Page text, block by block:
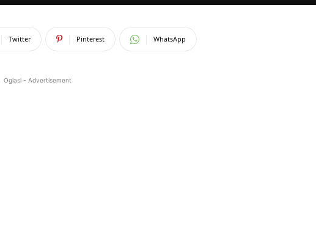
Twitter Pinterest WhatsApp
Oglasi - Advertisement